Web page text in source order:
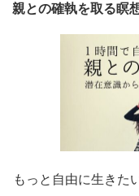
親との確執を取る瞑
もっと自由に生きた